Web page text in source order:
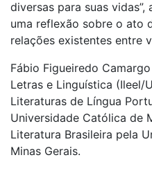
diversas para suas
uma reflexão sobre o ato
relações existentes entre
Fábio Figueiredo
Letras e Linguística (Ileel/
Literaturas de Língua
Universidade Católica de
Literatura Brasileira pela
Minas Gerais.